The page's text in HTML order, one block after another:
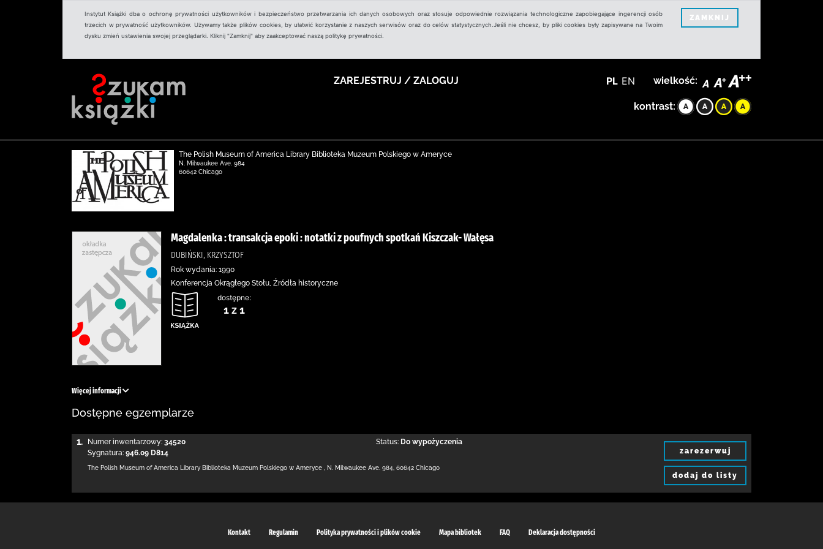
Instytut Książki dba o ochronę prywatności użytkowników i bezpieczeństwo przetwarzania ich danych osobowych oraz stosuje odpowiednie rozwiązania technologiczne zapobiegające ingerencji osób
trzecich w prywatność użytkowników. Używamy także plików cookies, by ułatwić korzystanie z naszych serwisów oraz do celów statystycznych.Jeśli nie chcesz, by pliki cookies były zapisywane na Twoim
dysku zmień ustawienia swojej przeglądarki. Kliknij "Zamknij" aby zaakceptować naszą politykę prywatności.
ZAMKNIJ
ZAREJESTRUJ / ZALOGUJ PL EN wielkość:
kontrast:
The Polish Museum of America Library Biblioteka Muzeum Polskiego w Ameryce
N. Milwaukee Ave. 984
60642 Chicago
Magdalenka : transakcja epoki : notatki z poufnych spotkań Kiszczak- Wałęsa
DUBIŃSKI, KRZYSZTOF
Rok wydania: 1990
Konferencja Okrągłego Stołu, Źródła historyczne
dostępne:
1 z 1
Więcej informacji
Dostępne egzemplarze
1. Numer inwentarzowy: 34520
Sygnatura: 946.09 D814
Status: Do wypożyczenia
The Polish Museum of America Library Biblioteka Muzeum Polskiego w Ameryce N. Milwaukee Ave. 984 60642 Chicago
zarezerwuj
dodaj do listy
Kontakt Regulamin Polityka prywatności i plików cookie Mapa bibliotek FAQ Deklaracja dostępności